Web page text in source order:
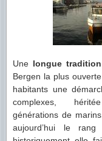
Une longue
Bergen la plus
habitants une
complexes,
générations de
aujourd’hui le